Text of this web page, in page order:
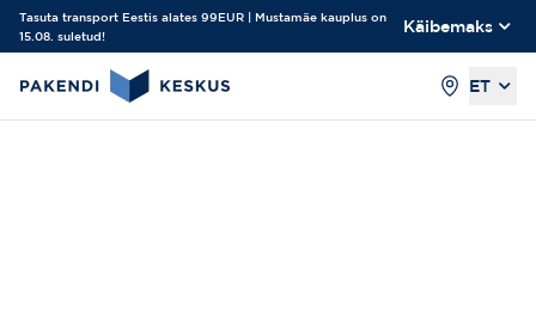
Tasuta transport Eestis alates 99EUR | Mustamäe kauplus on
15.08. suletud!
Käibemaks
ET